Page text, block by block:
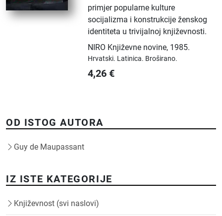
primjer popularne kulture
socijalizma i konstrukcije ženskog
identiteta u trivijalnoj književnosti.
NIRO Književne novine, 1985.
Hrvatski. Latinica. Broširano.
4,26 €
OD ISTOG AUTORA
Guy de Maupassant
IZ ISTE KATEGORIJE
Književnost (svi naslovi)